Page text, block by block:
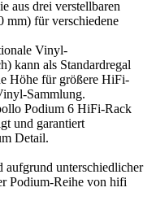
aus drei verstellbaren
mm) für verschiedene
Vinyl-
kann als Standardregal
Höhe für größere HiFi-
Sammlung.
Podium 6 HiFi-Rack
und garantiert
Detail.
unterschiedlicher
Podium-Reihe von hifi